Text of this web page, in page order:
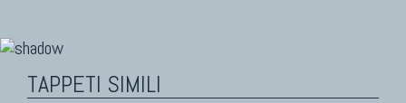
TAPPETI SIMILI